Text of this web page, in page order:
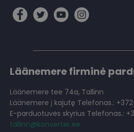
Läänemere firminė
Läänemere tee 74a, Tallinn
Läänemere į kajutę Telefonas.: +372
E-parduotuvės skyrius Telefonas.:
tallinn@konverter.ee